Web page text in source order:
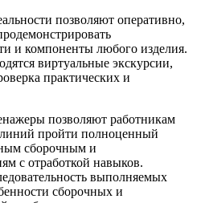
позволяют оперативно,
и компоненты любого изделия.
виртуальные экскурсии,
практических и
позволяют работникам
пройти полноценный
сборочным и
с отработкой навыков.
выполняемых
сборочных и